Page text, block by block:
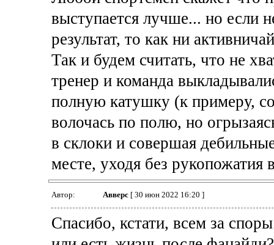
выступается лучше... но если
результат, то как ни
Так и будем считать, что не
тренер и команда
полную катушку (к примеру,
волочась по полю, но
в склоки и совершая
месте, уходя без рукопожатия
Автор: Авверс[ 30 июн 2022 16:20 ]
Спасибо, кстати, всем за